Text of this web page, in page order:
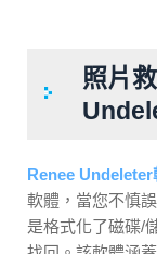
照片
Renee Undeleter
軟體，當您不慎
是格式化了磁碟/